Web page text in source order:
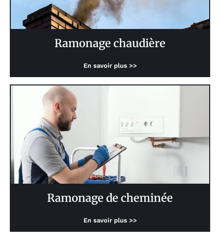
Ramonage chaudière
En savoir plus >>
Ramonage de cheminée
En savoir plus >>